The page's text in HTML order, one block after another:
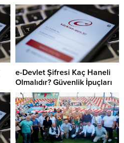
e-Devlet Şifresi Kaç Haneli
Olmalıdır? Güvenlik İpuçları